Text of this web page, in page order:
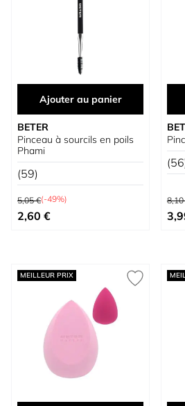
Ajouter au panier
BETER
Pinceau à sourcils en poils
Phami
(59)
Prix normal
5,05 €(-49%)
Prix spécial
2,60 €
Prix
Prix
MEILLEUR PRIX